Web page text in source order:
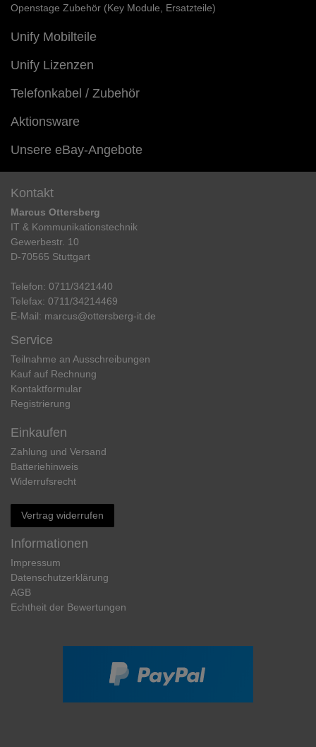
Openstage Zubehör (Key Module, Ersatzteile)
Unify Mobilteile
Unify Lizenzen
Telefonkabel / Zubehör
Aktionsware
Unsere eBay-Angebote
Kontakt
Marcus Ottersberg
IT & Kommunikationstechnik
Gewerbestr. 10
D-70565 Stuttgart
Telefon: 0711/3421440
Telefax: 0711/34214469
E-Mail: marcus@ottersberg-it.de
Service
Teilnahme an Ausschreibungen
Kauf auf Rechnung
Kontaktformular
Registrierung
Einkaufen
Zahlung und Versand
Batteriehinweis
Widerrufs­recht
Vertrag widerrufen
Informationen
Impressum
Daten­schutz­erklärung
AGB
Echtheit der Bewertungen